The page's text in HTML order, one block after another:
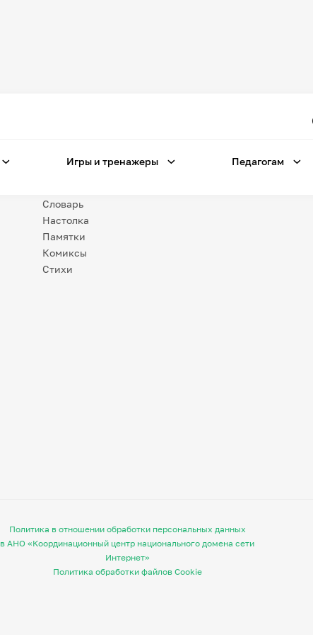
Игры и тренажеры Педагогам
Незрячим
Словарь
Настолка
Памятки
Комиксы
Стихи
Политика в отношении обработки персональных данных
в АНО «Координационный центр национального домена сети
Интернет»
Политика обработки файлов Cookie